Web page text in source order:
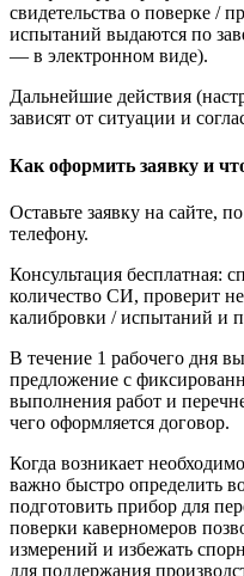
свидетельства о поверке /
испытаний выдаются по
— в электронном виде).
Дальнейшие действия
зависят от ситуации и
Как оформить заявку и
Оставьте заявку на сайте,
телефону.
Консультация бесплатная:
количество СИ, проверит
калибровки / испытаний и
В течение 1 рабочего дня
предложение с
выполнения работ и
чего оформляется договор.
Когда возникает
важно быстро определить
подготовить прибор для
поверки каверномеров
измерений и избежать
для поддержания